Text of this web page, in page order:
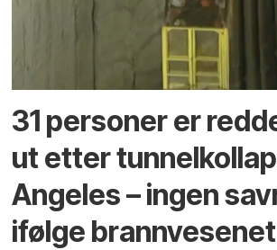
31 personer er
ut etter
Angeles – ingen
ifølge brann­vesenet